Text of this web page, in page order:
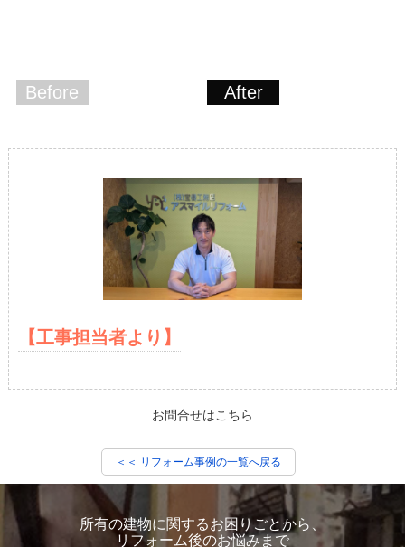
Before After
【工事担当者より】
お問合せはこちら
＜＜ リフォーム事例の一覧へ戻る
所有の建物に関するお困りごとから、
リフォーム後のお悩みまで